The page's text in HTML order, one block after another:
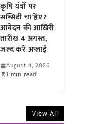
कृषि यंत्रों पर
सब्सिडी चाहिए?
आवेदन की आखिरी
तारीख 4 अगस्त,
जल्द करें अप्लाई
August 4, 2026
1 min read
View All